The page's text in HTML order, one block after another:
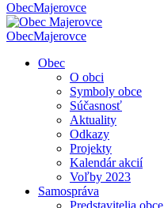
ObecMajerovce
ObecMajerovce
Obec
O obci
Symboly obce
Súčasnosť
Aktuality
Odkazy
Projekty
Kalendár akcií
Voľby 2023
Samospráva
Predstavitelia obce